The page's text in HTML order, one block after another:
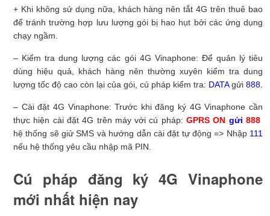
+ Khi không sử dụng nữa, khách hàng nên tắt 4G trên thuê bao
để tránh trường hợp lưu lượng gói bị hao hụt bởi các ứng dụng
chạy ngầm.
– Kiểm tra dung lượng các gói 4G Vinaphone: Để quản lý tiêu
dùng hiệu quả, khách hàng nên thường xuyên kiểm tra dung
lượng tốc độ cao còn lại của gói, cú pháp kiểm tra: DATAgửi 888.
– Cài đặt 4G Vinaphone: Trước khi đăng ký 4G Vinaphone cần
thực hiện cài đặt 4G trên máy với cú pháp:GPRS ON gửi 888
hệ thống sẽ giử SMS và hướng dẫn cài đặt tự động => Nhập 111
nếu hệ thống yêu cầu nhập mã PIN.
Cú pháp đăng ký 4G Vinaphone
mới nhất hiện nay